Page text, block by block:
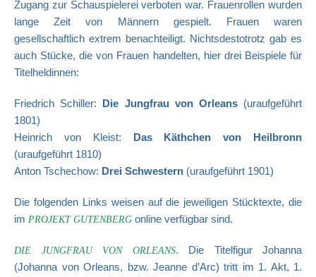
Zugang zur Schauspielerei verboten war. Frauenrollen wurden
lange Zeit von Männern gespielt. Frauen waren
gesellschaftlich extrem benachteiligt. Nichtsdestotrotz gab es
auch Stücke, die von Frauen handelten, hier drei Beispiele für
Titelheldinnen:
Friedrich Schiller: Die Jungfrau von Orleans(uraufgeführt
1801)
Heinrich von Kleist: Das Käthchen von Heilbronn
(uraufgeführt 1810)
Anton Tschechow: Drei Schwestern (uraufgeführt 1901)
Die folgenden Links weisen auf die jeweiligen Stücktexte, die
im PROJEKT GUTENBERG online verfügbar sind.
DIE JUNGFRAU VON ORLEANS. Die Titelfigur Johanna
(Johanna von Orleans, bzw. Jeanne d’Arc) tritt im 1. Akt, 1.